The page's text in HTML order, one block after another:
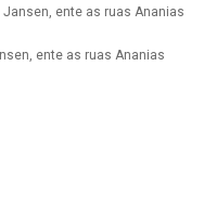
Jansen, ente as ruas Ananias
ente as ruas Ananias